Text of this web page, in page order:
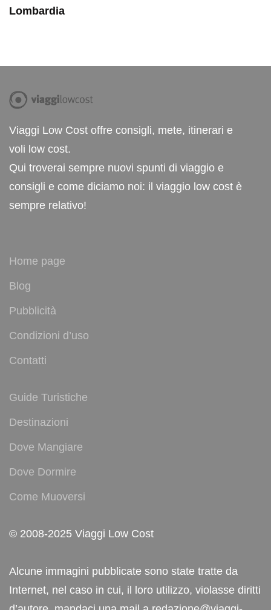
Lombardia
Viaggi Low Cost offre consigli, mete, itinerari e
voli low cost.
Qui troverai sempre nuovi spunti di viaggio e
consigli e come diciamo noi: il viaggio low cost è
sempre relativo!
Home page
Blog
Pubblicità
Condizioni d’uso
Contatti
Guide Turistiche
Destinazioni
Dove Mangiare
Dove Dormire
Come Muoversi
© 2008-2025 Viaggi Low Cost
Alcune immagini pubblicate sono state tratte da
Internet, nel caso in cui, il loro utilizzo, violasse diritti